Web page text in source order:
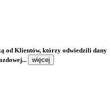
od Klientów, którzy odwiedzili dany
więcej